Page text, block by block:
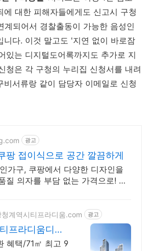
에 대한 피해자들에게도 신고시 구청
되어서 경찰출동이 가능한 음성인
니다. 이것 말고도 '지연 없이 바로잠
있는 디지털도어록까지도 추가로 지
청은 각 구청의 누리집 신청서를 내려
비서류랑 같이 담당자 이메일로 신청
광고
팡 접이식으로 공간 깔끔하게
가구, 쿠팡에서 다양한 디자인을
질 의자를 부담 없는 가격으로! 지
계역시티프라디움.com 광고
프라디움디하
혜택/71㎡ 최고 9